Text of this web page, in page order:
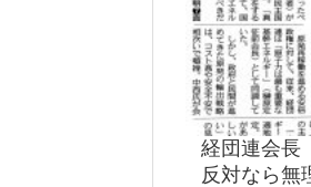
経団連会
反対なら無